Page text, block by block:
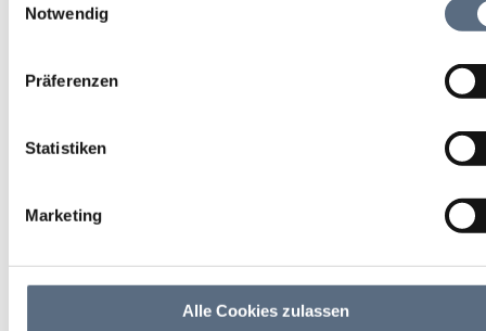
Rahmen Ihrer Nutzung der Dienste gesammelt haben.
Notwendig
Präferenzen
Statistiken
Marketing
Alle Cookies zulassen
Blockaden und natürliche
Lösungen
Kurs/Seminar/Hobby
weitere Termine